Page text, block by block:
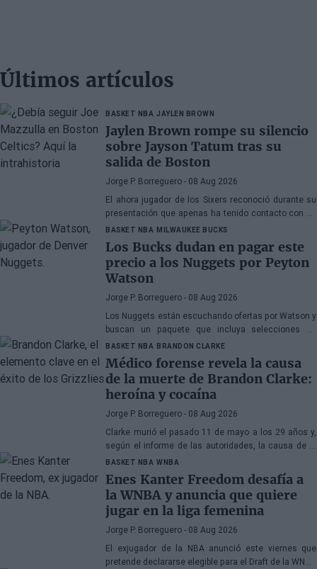
Últimos artículos
BASKET NBA JAYLEN BROWN
Jaylen Brown rompe su silencio
sobre Jayson Tatum tras su
salida de Boston
Jorge P. Borreguero - 08 Aug 2026
El ahora jugador de los Sixers reconoció durante su
presentación que apenas ha tenido contacto con su
antiguo compañero
BASKET NBA MILWAUKEE BUCKS
Los Bucks dudan en pagar este
precio a los Nuggets por Peyton
Watson
Jorge P. Borreguero - 08 Aug 2026
Los Nuggets están escuchando ofertas por Watson y
buscan un paquete que incluya selecciones de
primera ronda, jóvenes talentos o una combinación
de ambos
BASKET NBA BRANDON CLARKE
Médico forense revela la causa
de la muerte de Brandon Clarke:
heroína y cocaína
Jorge P. Borreguero - 08 Aug 2026
Clarke murió el pasado 11 de mayo a los 29 años y,
según el informe de las autoridades, la causa de la
muerte fueron los efectos de la heroína y la cocaína
BASKET NBA WNBA
Enes Kanter Freedom desafía a
la WNBA y anuncia que quiere
jugar en la liga femenina
Jorge P. Borreguero - 08 Aug 2026
El exjugador de la NBA anunció este viernes que
pretende declararse elegible para el Draft de la WNBA